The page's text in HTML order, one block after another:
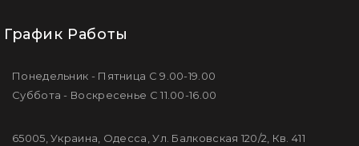
График Работы
Понедельник - Пятница С 9.00-19.00
Суббота - Воскресенье С 11.00-16.00
65005, Украина, Одесса, Ул. Балковская 120/2, Кв. 411